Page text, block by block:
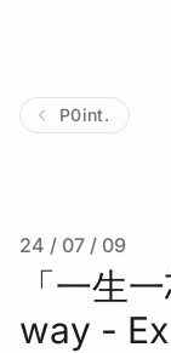
P0int.
24 / 07 / 09
「一生
way -